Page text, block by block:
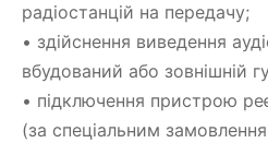
радіостанцій на передачу;
• здійснення виведення
вбудований або зовнішній
• підключення пристрою
(за спеціальним